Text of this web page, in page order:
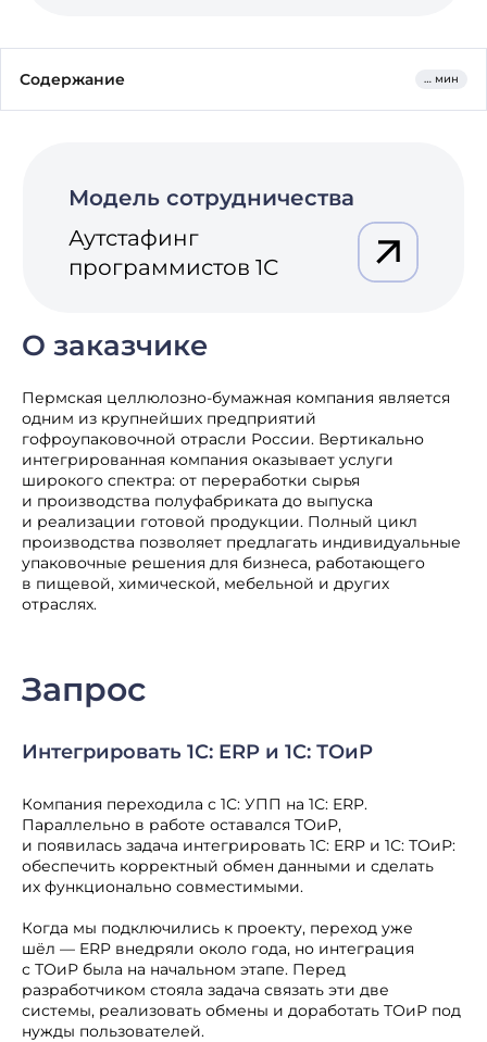
Содержание … мин
О заказчике
Пермская целлюлозно-бумажная компания является
одним из крупнейших предприятий
гофроупаковочной отрасли России. Вертикально
интегрированная компания оказывает услуги
широкого спектра: от переработки сырья
и производства полуфабриката до выпуска
и реализации готовой продукции. Полный цикл
производства позволяет предлагать индивидуальные
упаковочные решения для бизнеса, работающего
в пищевой, химической, мебельной и других
отраслях.
Запрос
Интегрировать 1С: ERP и 1С: ТОиР
Компания переходила с 1С: УПП на 1С: ERP.
Параллельно в работе оставался ТОиР,
и появилась задача интегрировать 1С: ERP и 1С: ТОиР:
обеспечить корректный обмен данными и сделать
их функционально совместимыми.
Когда мы подключились к проекту, переход уже
шёл — ERP внедряли около года, но интеграция
с ТОиР была на начальном этапе. Перед
разработчиком стояла задача связать эти две
системы, реализовать обмены и доработать ТОиР под
нужды пользователей.